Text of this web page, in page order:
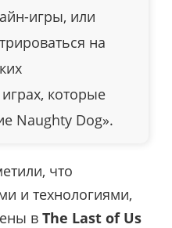
игры, или
на
которые
Naughty Dog».
что
и технологиями,
в The Last of Us